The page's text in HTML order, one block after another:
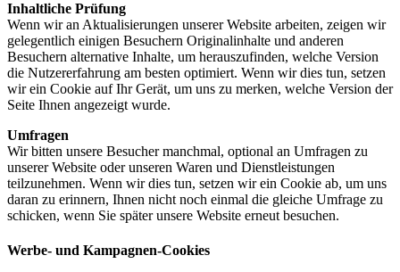
Inhaltliche Prüfung
Wenn wir an Aktualisierungen unserer Website arbeiten, zeigen wir
gelegentlich einigen Besuchern Originalinhalte und anderen
Besuchern alternative Inhalte, um herauszufinden, welche Version
die Nutzererfahrung am besten optimiert. Wenn wir dies tun, setzen
wir ein Cookie auf Ihr Gerät, um uns zu merken, welche Version der
Seite Ihnen angezeigt wurde.
Umfragen
Wir bitten unsere Besucher manchmal, optional an Umfragen zu
unserer Website oder unseren Waren und Dienstleistungen
teilzunehmen. Wenn wir dies tun, setzen wir ein Cookie ab, um uns
daran zu erinnern, Ihnen nicht noch einmal die gleiche Umfrage zu
schicken, wenn Sie später unsere Website erneut besuchen.
Werbe- und Kampagnen-Cookies